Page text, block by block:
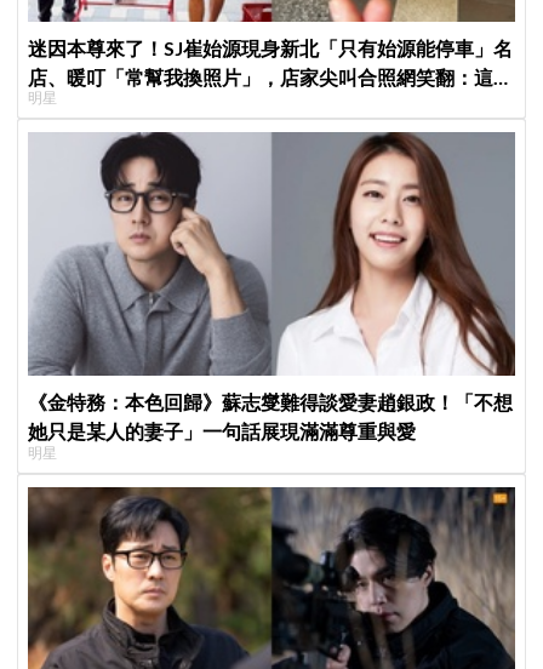
迷因本尊來了！SJ崔始源現身新北「只有始源能停車」名
店、暖叮「常幫我換照片」，店家尖叫合照網笑翻：這輩
子不能脫粉了
明星
《金特務：本色回歸》蘇志燮難得談愛妻趙銀政！「不想
她只是某人的妻子」一句話展現滿滿尊重與愛
明星